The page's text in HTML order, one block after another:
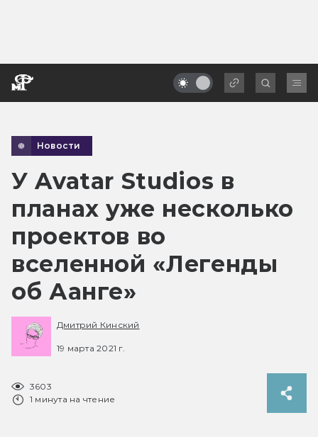
Новости
У Avatar Studios в
планах уже несколько
проектов во
вселенной «Легенды
об Аанге»
Дмитрий Кинский
19 марта 2021 г.
3603
1 минута на чтение